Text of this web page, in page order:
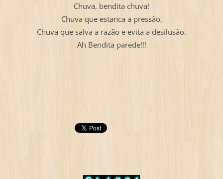
Chuva, bendita chuva!
Chuva que estanca a pressão,
Chuva que salva a razão e evita a desilusão.
Ah Bendita parede!!!